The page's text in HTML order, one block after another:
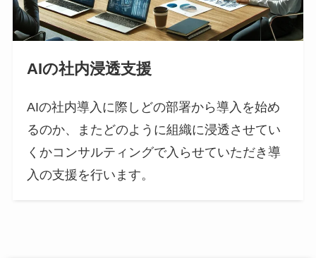
AIの社内浸透支援
AIの社内導入に際しどの部署から導入を始め
るのか、またどのように組織に浸透させてい
くかコンサルティングで入らせていただき導
入の支援を行います。